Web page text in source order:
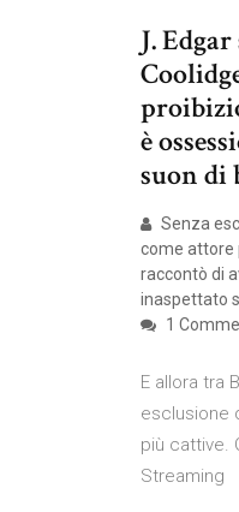
J.
è
suon di
Senza
come attore
raccontò di
inaspettato
1
E allora tra
esclusione
più cattive.
Streaming